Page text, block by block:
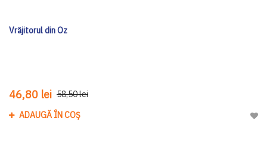
Vrăjitorul din Oz
46,80 lei 58,50 lei
ADAUGĂ ÎN COȘ